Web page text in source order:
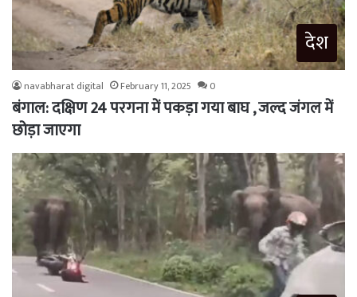
देश
navabharat digital February 11, 2025 0
बंगाल: दक्षिण 24 परगना में पकड़ा गया बाघ , जल्द जंगल में
छोड़ा जाएगा